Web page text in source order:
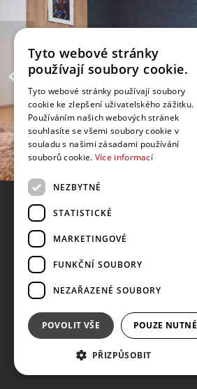
Tyto webové stránky
používají soubory cookie.
Tyto webové stránky používají soubory
cookie ke zlepšení uživatelského zážitku.
Používáním našich webových stránek
souhlasíte se všemi soubory cookie v
souladu s našimi zásadami používání
souborů cookie. Více informací
NEZBYTNÉ
STATISTICKÉ
MARKETINGOVÉ
FUNKČNÍ SOUBORY
NEZAŘAZENÉ SOUBORY
POVOLIT VŠE POUZE NUTNÉ
PŘIZPŮSOBIT